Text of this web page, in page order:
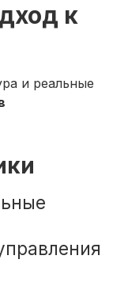
к
и реальные